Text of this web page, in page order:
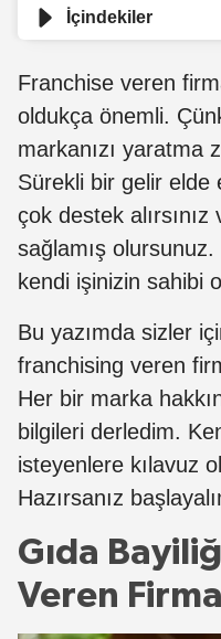
İçindekiler
Franchise veren
oldukça önemli.
markanızı yaratma
Sürekli bir gelir elde
çok destek
sağlamış
kendi işinizin sahibi
Bu yazımda sizler
franchising veren
Her bir marka
bilgileri derledim.
isteyenlere kılavuz
Hazırsanız
Gıda
Veren